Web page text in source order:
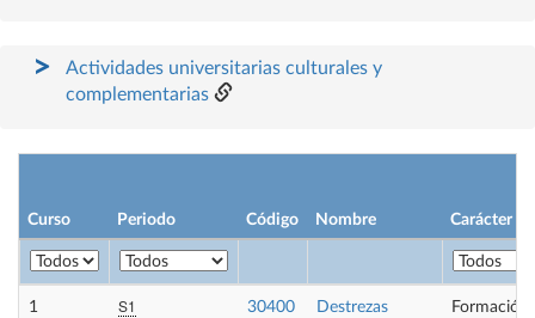
Actividades universitarias culturales y
complementarias
Curso Periodo Código Nombre Carácter
1 S1 30400
Destrezas
Formación